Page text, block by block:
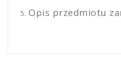
Opis przedmiotu